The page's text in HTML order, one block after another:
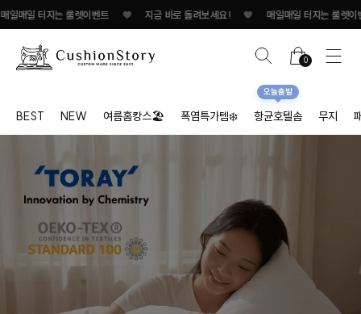
는 룰렛이벤트 ♥ 지금 바로 돌려보세요! ♥ 매일매일 터지는 룰렛이벤트 ♥
0
BEST NEW 여름홈캉스🏖 폭염특가템❄️ 항균호텔솜
오늘출발
무지